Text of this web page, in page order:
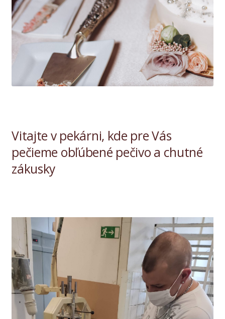
Vitajte v pekárni, kde pre Vás
pečieme obľúbené pečivo a chutné
zákusky